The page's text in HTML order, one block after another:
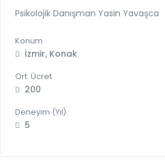
Psikolojik Danışman Yasin Yavaşca
Konum
İzmir, Konak
Ort. Ücret
200
Deneyim (Yıl)
5